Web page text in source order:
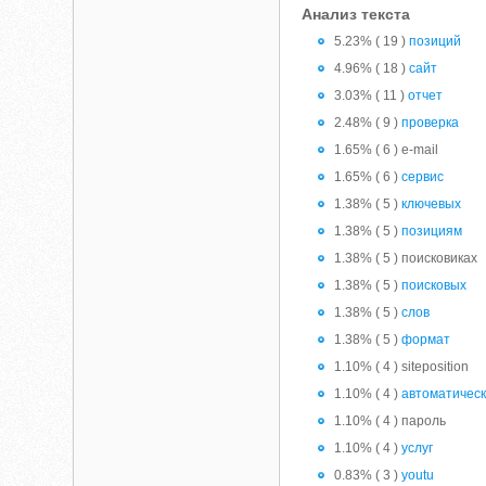
Анализ текста
5.23% ( 19 )позиций
4.96% ( 18 )сайт
3.03% ( 11 )отчет
2.48% ( 9 )проверка
1.65% ( 6 ) e-mail
1.65% ( 6 )сервис
1.38% ( 5 )ключевых
1.38% ( 5 )позициям
1.38% ( 5 ) поисковиках
1.38% ( 5 )поисковых
1.38% ( 5 )слов
1.38% ( 5 )формат
1.10% ( 4 ) siteposition
1.10% ( 4 )
1.10% ( 4 ) пароль
1.10% ( 4 )услуг
0.83% ( 3 )youtu